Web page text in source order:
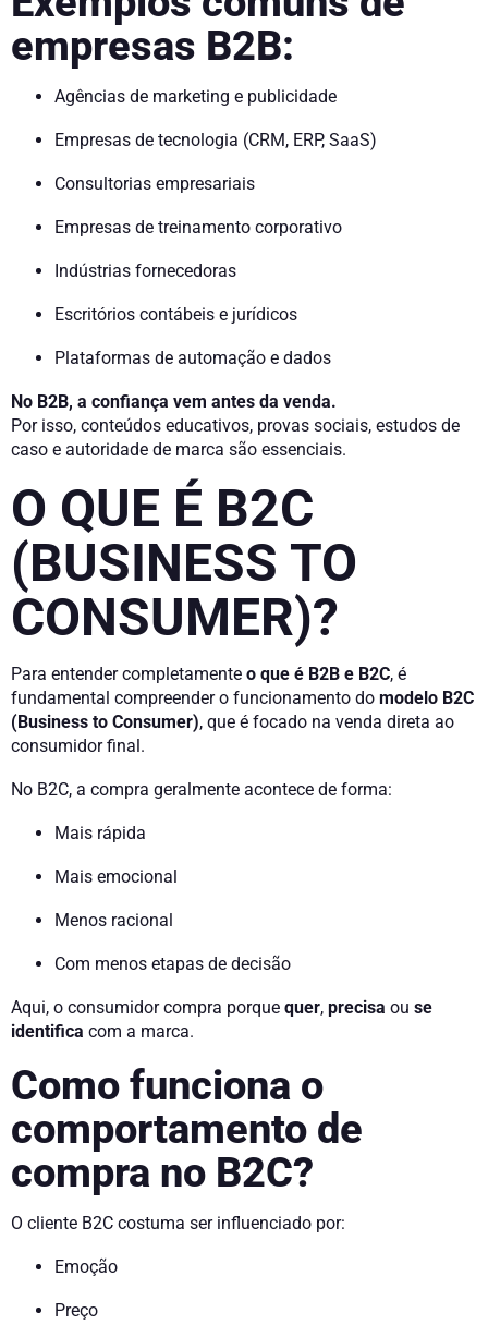
empresas B2B:
Agências de marketing e publicidade
Empresas de tecnologia (CRM, ERP, SaaS)
Consultorias empresariais
Empresas de treinamento corporativo
Indústrias fornecedoras
Escritórios contábeis e jurídicos
Plataformas de automação e dados
No B2B, a confiança vem antes da venda.
Por isso, conteúdos educativos, provas sociais, estudos de
caso e autoridade de marca são essenciais.
O QUE É B2C
(BUSINESS TO
CONSUMER)?
Para entender completamente o que é B2B e B2C, é
fundamental compreender o funcionamento do modelo B2C
(Business to Consumer), que é focado na venda direta ao
consumidor final.
No B2C, a compra geralmente acontece de forma:
Mais rápida
Mais emocional
Menos racional
Com menos etapas de decisão
Aqui, o consumidor compra porque quer, precisa ou se
identifica com a marca.
Como funciona o
comportamento de
compra no B2C?
O cliente B2C costuma ser influenciado por:
Emoção
Preço